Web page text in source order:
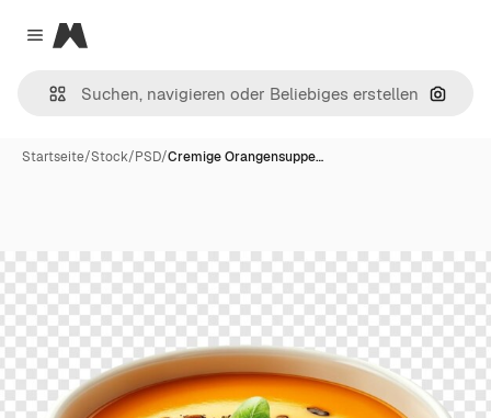
Close menu
Magnific
Nach
Startseite/Stock/PSD/Cremige Orangensuppe…